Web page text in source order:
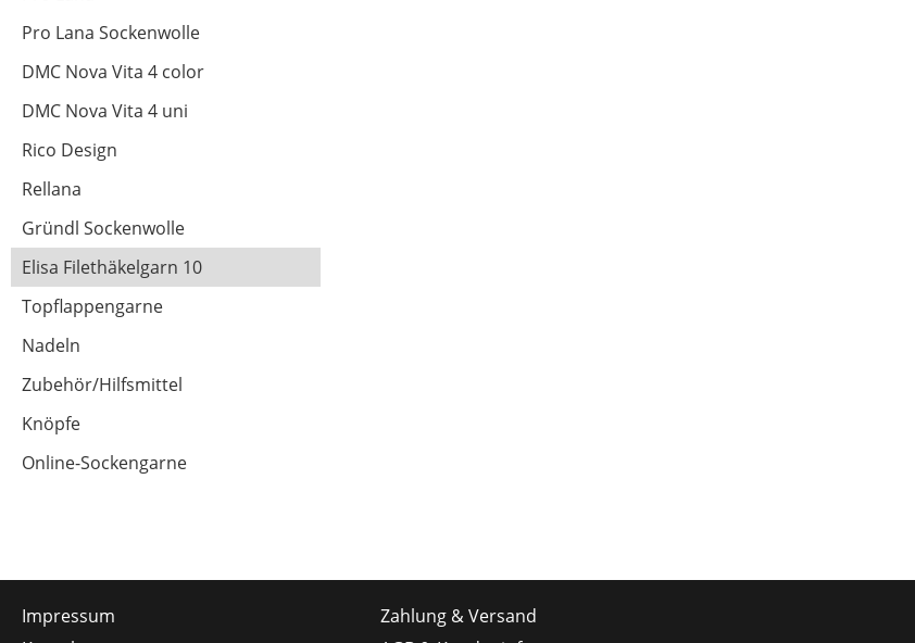
Pro Lana Sockenwolle
DMC Nova Vita 4 color
DMC Nova Vita 4 uni
Rico Design
Rellana
Gründl Sockenwolle
Elisa Filethäkelgarn 10
Topflappengarne
Nadeln
Zubehör/Hilfsmittel
Knöpfe
Online-Sockengarne
Impressum
Zahlung & Versand